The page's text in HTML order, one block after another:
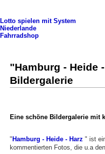
Lotto spielen mit System
Niederlande
Fahrradshop
"Hamburg - Heide
Bildergalerie
Eine schöne Bildergalerie mit
" Hamburg - Heide - Harz " ist
kommentierten Fotos, die u.a